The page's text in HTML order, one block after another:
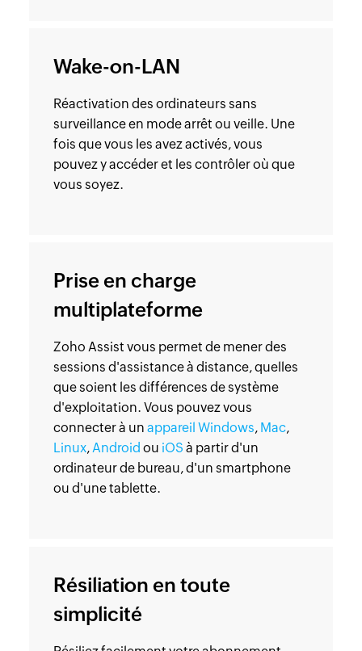
Wake-on-LAN
Réactivation des ordinateurs sans
surveillance en mode arrêt ou veille. Une
fois que vous les avez activés, vous
pouvez y accéder et les contrôler où que
vous soyez.
Prise en charge
multiplateforme
Zoho Assist vous permet de mener des
sessions d'assistance à distance, quelles
que soient les différences de système
d'exploitation. Vous pouvez vous
connecter à un appareil Windows, Mac,
Linux,Android ou iOS à partir d'un
ordinateur de bureau, d'un smartphone
ou d'une tablette.
Résiliation en toute
simplicité